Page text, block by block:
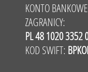
KONTO
ZAGRANICY:
PL 48 1020 3352
KOD SWIFT: